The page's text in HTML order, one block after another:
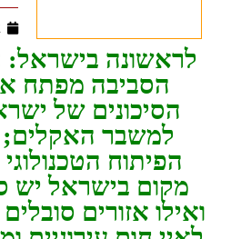
לראשונה
הסביבה מפתח
הסיכונים של
למשבר
הפיתוח
מקום בישראל יש
ואילו אזורים